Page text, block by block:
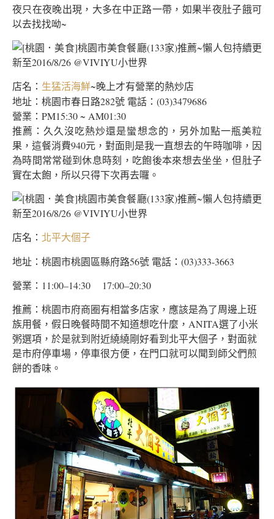
夜只在夜晚出現，大多在中正路一帶，如果半夜肚子餓可
以去找找呦~
店名： 生猛活海鮮~晚上才有營業的熱炒店
地址：桃園市春日路282號 電話：(03)3479686
營業：PM15:30 ~ AM01:30
推薦：久久沒吃熱炒還是蠻想念的，另外加點一瓶美粒
果，這餐消費940元，對面則是我一直想去的午時咖啡，因
為時間常常碰到休息時刻，吃飽後本來想去坐坐，但肚子
實在太飽，所以只得下次再去囉。
店名： 北平大個子
地址：桃園市桃園區縣府路56號 電話：(03)333-3663
營業：11:00–14:30 17:00–20:30
推薦：桃園市府商圈有相當多店家，應該是為了周邊上班
族用餐，假日晚餐時間不知道想吃什麼，ANITA選了小米
粥選項，於是就到附近繞繞剛好看到北平大個子，對面就
是市府停車場，停車很方便，在門口就可以聞到師父們煎
餅的香味。